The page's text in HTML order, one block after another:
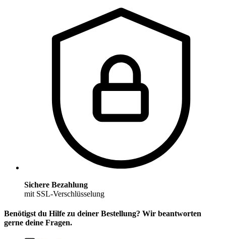
Sichere Bezahlung
mit SSL-Verschlüsselung
Benötigst du Hilfe zu deiner Bestellung? Wir beantworten
gerne deine Fragen.